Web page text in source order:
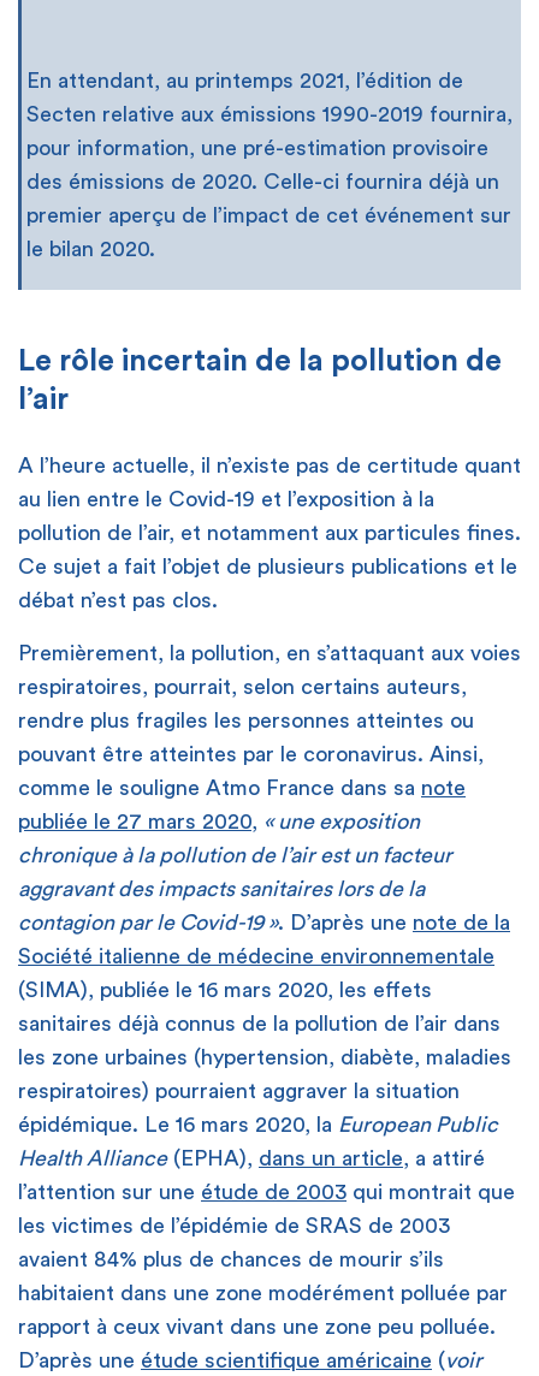
En attendant, au printemps 2021, l’édition de
Secten relative aux émissions 1990-2019 fournira,
pour information, une pré-estimation provisoire
des émissions de 2020. Celle-ci fournira déjà un
premier aperçu de l’impact de cet événement sur
le bilan 2020.
Le rôle incertain de la pollution de
l’air
A l’heure actuelle, il n’existe pas de certitude quant
au lien entre le Covid-19 et l’exposition à la
pollution de l’air, et notamment aux particules fines.
Ce sujet a fait l’objet de plusieurs publications et le
débat n’est pas clos.
Premièrement, la pollution, en s’attaquant aux voies
respiratoires, pourrait, selon certains auteurs,
rendre plus fragiles les personnes atteintes ou
pouvant être atteintes par le coronavirus. Ainsi,
comme le souligne Atmo France dans sa note
publiée le 27 mars 2020, « une exposition
chronique à la pollution de l’air est un facteur
aggravant des impacts sanitaires lors de la
contagion par le Covid-19 ». D’après une note de la
Société italienne de médecine environnementale
(SIMA), publiée le 16 mars 2020, les effets
sanitaires déjà connus de la pollution de l’air dans
les zone urbaines (hypertension, diabète, maladies
respiratoires) pourraient aggraver la situation
épidémique. Le 16 mars 2020, la European Public
Health Alliance(EPHA), dans un article, a attiré
l’attention sur une étude de 2003 qui montrait que
les victimes de l’épidémie de SRAS de 2003
avaient 84% plus de chances de mourir s’ils
habitaient dans une zone modérément polluée par
rapport à ceux vivant dans une zone peu polluée.
D’après une étude scientifique américaine (voir